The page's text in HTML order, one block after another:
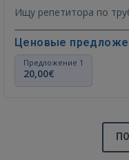
Ищу репетитора по
Ценовые
Предложение 1
20,00€